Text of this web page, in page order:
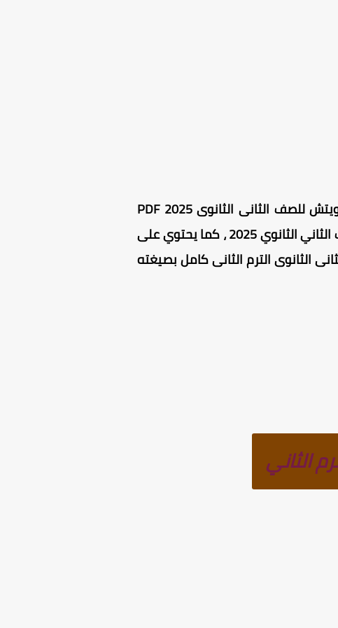
كتاب هالو دويتش للصف الثانى الثانوى 2025 PDF ، يحتوي كتاب هالو دويتش للصف الثانى الثانوى 2025 PDF
على شرح منهج اللغه الالمانيه للصف الثاني الثانوي ، وكذلك حل كتاب هالو دويتش للصف الثاني الثانوي 2025 ، كما يحتوي على
بصيغته